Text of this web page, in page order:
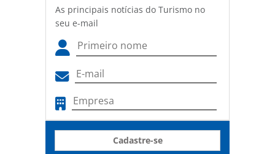
As principais notícias do Turismo no
seu e-mail
Cadastre-se